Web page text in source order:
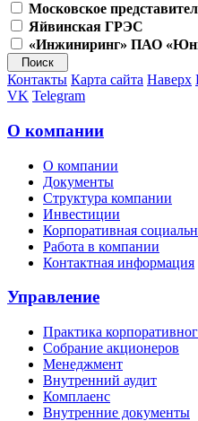
Московское
Яйвинская ГРЭС
«Инжиниринг» ПАО
Контакты Карта сайта Наверх
VK Telegram
О компании
О компании
Документы
Структура компании
Инвестиции
Корпоративная
Работа в компании
Контактная информация
Управление
Практика
Собрание акционеров
Менеджмент
Внутренний аудит
Комплаенс
Внутренние документы